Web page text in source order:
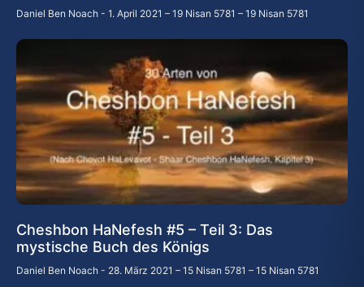
Daniel Ben Noach 1. April 2021 – 19 Nisan 5781 – 19 Nisan 5781
Cheshbon HaNefesh #5 – Teil 3: Das
mystische Buch des Königs
Daniel Ben Noach 28. März 2021 – 15 Nisan 5781 – 15 Nisan 5781